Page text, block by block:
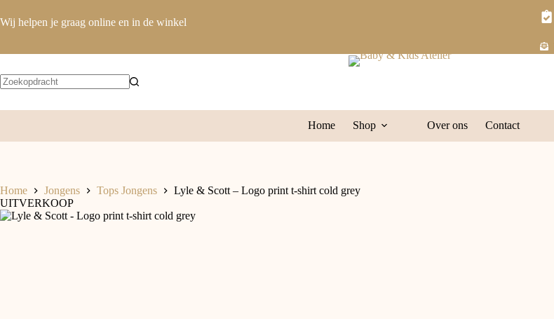
naar
Wij helpen je graag online en in de winkel
Home Shop Over ons Contact
Home Jongens Tops Jongens
Lyle & Scott – Logo print t-shirt cold grey
UITVERKOOP